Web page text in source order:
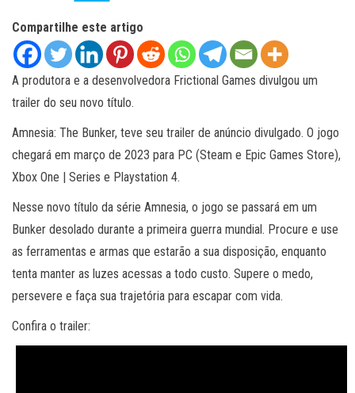
Compartilhe este artigo
A produtora e a desenvolvedora Frictional Games divulgou um
trailer do seu novo título.
Amnesia: The Bunker, teve seu trailer de anúncio divulgado. O jogo
chegará em março de 2023 para PC (Steam e Epic Games Store),
Xbox One | Series e Playstation 4.
Nesse novo título da série Amnesia, o jogo se passará em um
Bunker desolado durante a primeira guerra mundial. Procure e use
as ferramentas e armas que estarão a sua disposição, enquanto
tenta manter as luzes acessas a todo custo. Supere o medo,
persevere e faça sua trajetória para escapar com vida.
Confira o trailer: